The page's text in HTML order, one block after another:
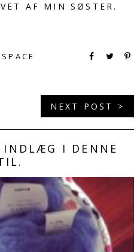
AF MIN SØSTER.
NEXT POST >
INDLÆG I DENNE